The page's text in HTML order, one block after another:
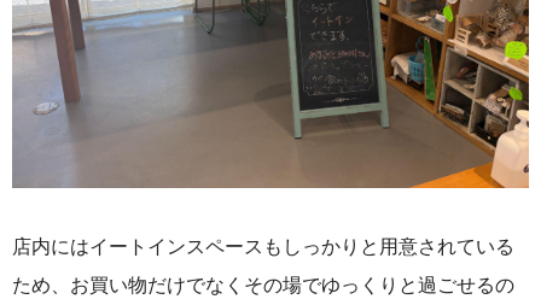
店内にはイートインスペースもしっかりと用意されている
ため、お買い物だけでなくその場でゆっくりと過ごせるの